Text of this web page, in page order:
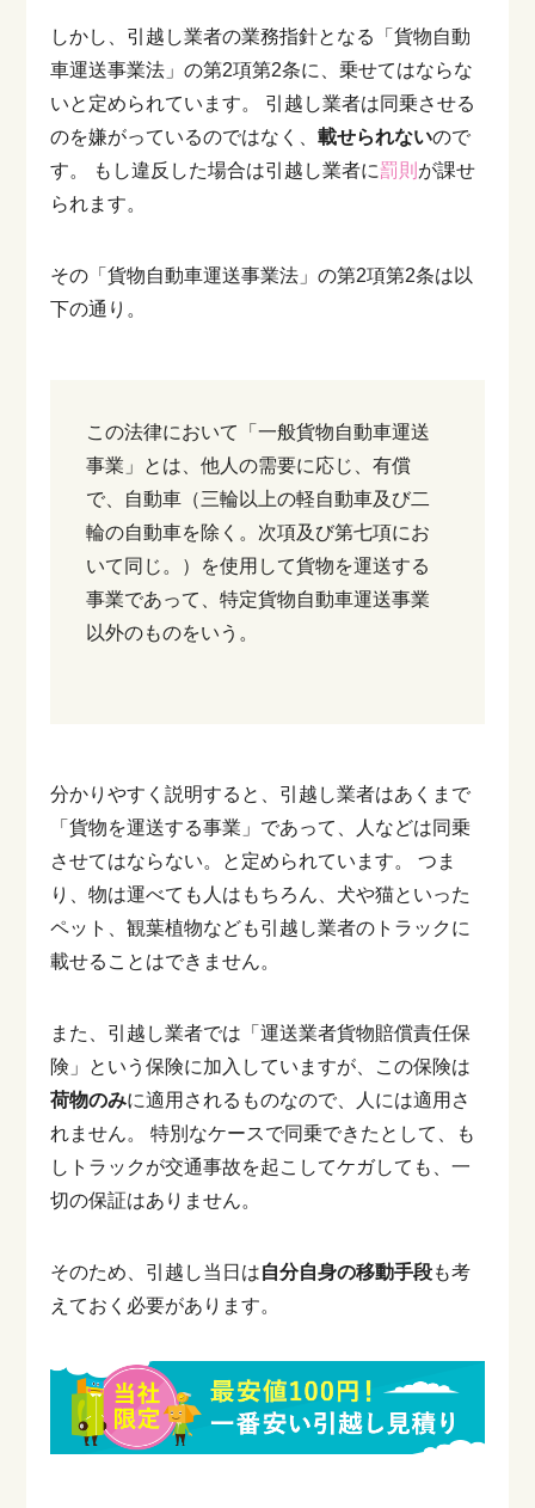
しかし、引越し業者の業務指針となる「貨物自動
車運送事業法」の第2項第2条に、乗せてはならな
いと定められています。
引越し業者は同乗させる
のを嫌がっているのではなく、載せられないので
す。
もし違反した場合は引越し業者に罰則 が課せ
られます。
その「貨物自動車運送事業法」の第2項第2条は以
下の通り。
この法律において「一般貨物自動車運送
事業」とは、他人の需要に応じ、有償
で、自動車（三輪以上の軽自動車及び二
輪の自動車を除く。次項及び第七項にお
いて同じ。）を使用して貨物を運送する
事業であって、特定貨物自動車運送事業
以外のものをいう。
分かりやすく説明すると、引越し業者はあくまで
「貨物を運送する事業」であって、人などは同乗
させてはならない。と定められています。
つま
り、物は運べても人はもちろん、犬や猫といった
ペット、観葉植物なども引越し業者のトラックに
載せることはできません。
また、引越し業者では「運送業者貨物賠償責任保
険」という保険に加入していますが、この保険は
荷物のみに適用されるものなので、人には適用さ
れません。
特別なケースで同乗できたとして、も
しトラックが交通事故を起こしてケガしても、一
切の保証はありません。
そのため、引越し当日は自分自身の移動手段も考
えておく必要があります。